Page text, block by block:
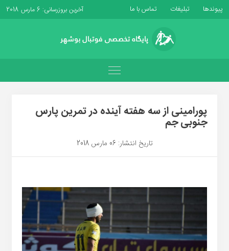
پیوندها تبلیغات تماس با ما آخرین بروزرسانی: 6 مارس 2018
پورامینی از سه هفته آینده در تمرین پارس
جنوبی جم
تاریخ انتشار: 06 مارس 2018